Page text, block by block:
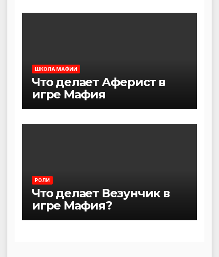
ШКОЛА МАФИИ
Что делает Аферист в
игре Мафия
РОЛИ
Что делает Везунчик в
игре Мафия?